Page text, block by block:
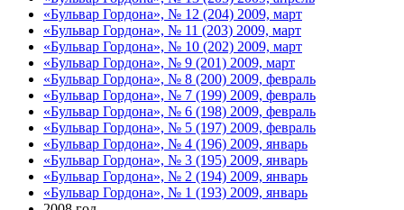
«Бульвар Гордона», № 12 (204) 2009, март
«Бульвар Гордона», № 11 (203) 2009, март
«Бульвар Гордона», № 10 (202) 2009, март
«Бульвар Гордона», № 9 (201) 2009, март
«Бульвар Гордона», № 8 (200) 2009, февраль
«Бульвар Гордона», № 7 (199) 2009, февраль
«Бульвар Гордона», № 6 (198) 2009, февраль
«Бульвар Гордона», № 5 (197) 2009, февраль
«Бульвар Гордона», № 4 (196) 2009, январь
«Бульвар Гордона», № 3 (195) 2009, январь
«Бульвар Гордона», № 2 (194) 2009, январь
«Бульвар Гордона», № 1 (193) 2009, январь